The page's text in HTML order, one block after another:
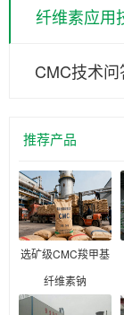
纤维素应用
CMC技术问
推荐产品
选矿级CMC羧甲基
纤维素钠